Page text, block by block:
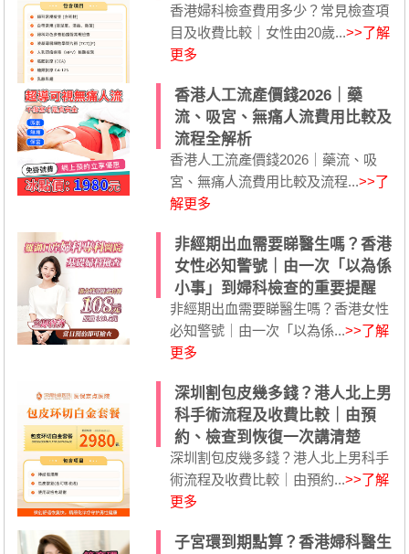
香港婦科檢查費用多少？常見檢查項
目及收費比較｜女性由20歲...>>了解
更多
香港人工流產價錢2026｜藥
流、吸宮、無痛人流費用比較及
流程全解析
香港人工流產價錢2026｜藥流、吸
宮、無痛人流費用比較及流程...>>了
解更多
非經期出血需要睇醫生嗎？香港
女性必知警號｜由一次「以為係
小事」到婦科檢查的重要提醒
非經期出血需要睇醫生嗎？香港女性
必知警號｜由一次「以為係...>>了解
更多
深圳割包皮幾多錢？港人北上男
科手術流程及收費比較｜由預
約、檢查到恢復一次講清楚
深圳割包皮幾多錢？港人北上男科手
術流程及收費比較｜由預約...>>了解
更多
子宮環到期點算？香港婦科醫生